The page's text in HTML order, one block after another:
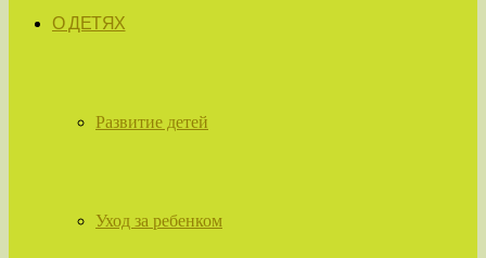
О ДЕТЯХ
Развитие детей
Уход за ребенком